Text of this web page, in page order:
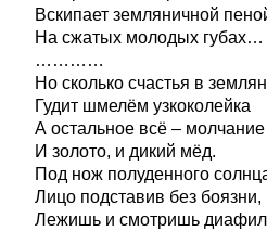
Вскипает земляничной
На сжатых молодых губах…
…………
Но сколько счастья в
Гудит шмелём узкоколейка
А остальное всё –
И золото, и дикий мёд.
Под нож полуденного
Лицо подставив без боязни,
Лежишь и смотришь